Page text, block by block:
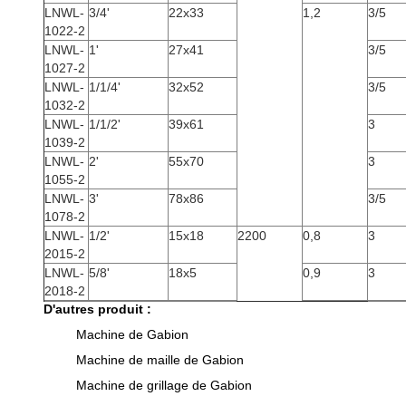
LNWL-
1022-2
3/4' 22x33 1,2 3/5
LNWL-
1027-2
1' 27x41 3/5
LNWL-
1032-2
1/1/4' 32x52 3/5
LNWL-
1039-2
1/1/2' 39x61 3
LNWL-
1055-2
2' 55x70 3
LNWL-
1078-2
3' 78x86 3/5
LNWL-
2015-2
1/2' 15x18 2200 0,8 3
LNWL-
2018-2
5/8' 18x5 0,9 3
D'autres produit :
Machine de Gabion
Machine de maille de Gabion
Machine de grillage de Gabion